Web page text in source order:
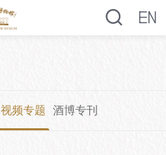
视频专题 酒博专刊